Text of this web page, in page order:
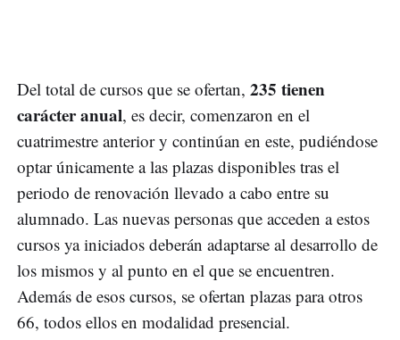
Del total de cursos que se ofertan, 235 tienen
carácter anual, es decir, comenzaron en el
cuatrimestre anterior y continúan en este, pudiéndose
optar únicamente a las plazas disponibles tras el
periodo de renovación llevado a cabo entre su
alumnado. Las nuevas personas que acceden a estos
cursos ya iniciados deberán adaptarse al desarrollo de
los mismos y al punto en el que se encuentren.
Además de esos cursos, se ofertan plazas para otros
66, todos ellos en modalidad presencial.